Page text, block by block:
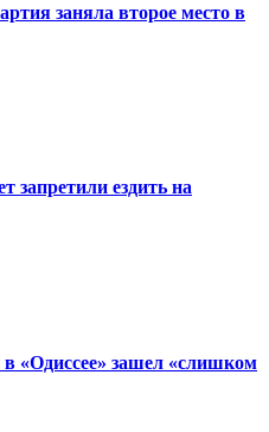
заняла второе место в
запретили ездить на
«Одиссее» зашел «слишком